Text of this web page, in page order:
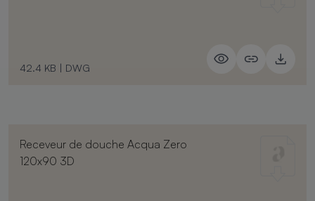
42.4 KB | DWG
Receveur de douche Acqua Zero
120x90 3D